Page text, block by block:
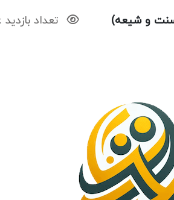
سنت و شیعه)
تعداد بازدید : 130